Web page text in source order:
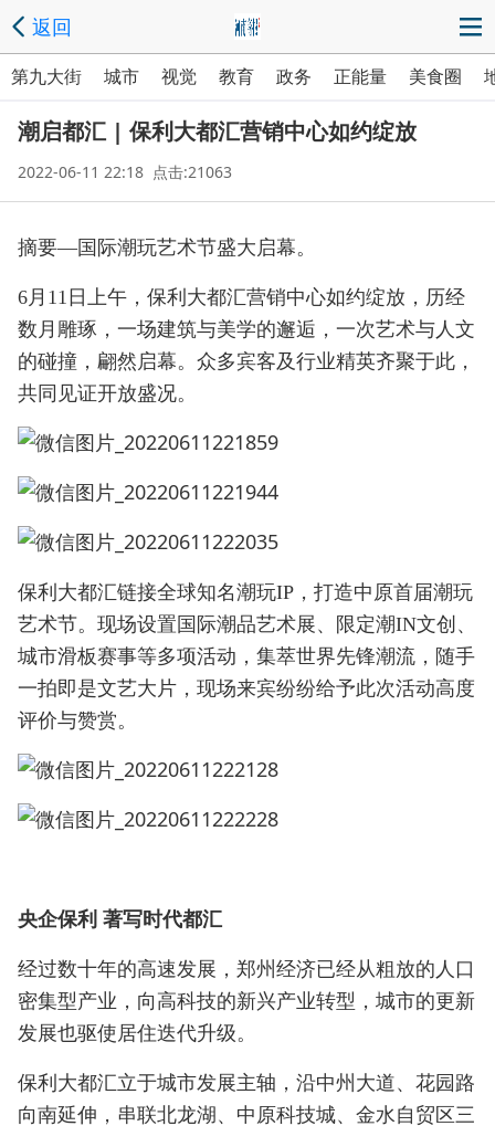
返回
第九大街 城市 视觉 教育 政务 正能量 美食圈
潮启都汇 | 保利大都汇营销中心如约绽放
2022-06-11 22:18 点击:21063
摘要—国际潮玩艺术节盛大启幕。
6月11日上午，保利大都汇营销中心如约绽放，历经
数月雕琢，一场建筑与美学的邂逅，一次艺术与人文
的碰撞，翩然启幕。众多宾客及行业精英齐聚于此，
共同见证开放盛况。
保利大都汇链接全球知名潮玩IP，打造中原首届潮玩
艺术节。现场设置国际潮品艺术展、限定潮IN文创、
城市滑板赛事等多项活动，集萃世界先锋潮流，随手
一拍即是文艺大片，现场来宾纷纷给予此次活动高度
评价与赞赏。
央企保利 著写时代都汇
经过数十年的高速发展，郑州经济已经从粗放的人口
密集型产业，向高科技的新兴产业转型，城市的更新
发展也驱使居住迭代升级。
保利大都汇立于城市发展主轴，沿中州大道、花园路
向南延伸，串联北龙湖、中原科技城、金水自贸区三